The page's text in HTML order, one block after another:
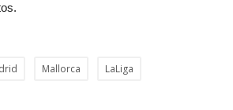
Mallorca LaLiga